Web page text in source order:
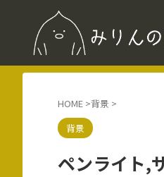
HOME >背景 >
背景
ペンライト,